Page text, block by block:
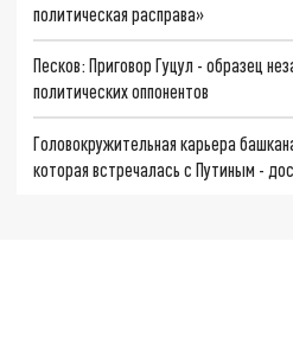
политическая расправа»
Песков: Приговор Гуцул - образец
политических оппонентов
Головокружительная карьера
которая встречалась с Путиным -